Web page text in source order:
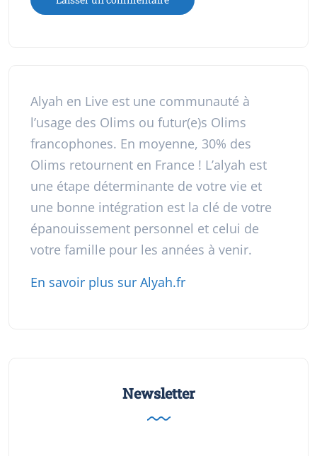
Alyah en Live est une communauté à
l’usage des Olims ou futur(e)s Olims
francophones. En moyenne, 30% des
Olims retournent en France ! L’alyah est
une étape déterminante de votre vie et
une bonne intégration est la clé de votre
épanouissement personnel et celui de
votre famille pour les années à venir.
En savoir plus sur Alyah.fr
Newsletter